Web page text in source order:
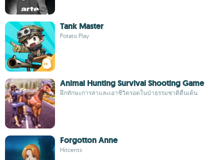
Tank Master
Potato Play
Animal Hunting Survival Shooting Game
ฝึกทักษะการล่าและเอาชีวิตรอดในป่าธรรมชาติตื่นเต้น
Forgotton Anne
Hitcents